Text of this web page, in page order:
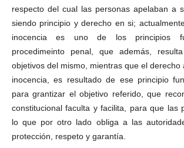
respecto del cual las personas apelaban a
siendo principio y derecho en si;
inocencia es uno de los principios
procedimeinto penal, que además,
objetivos del mismo, mientras que el derecho
inocencia, es resultado de ese principio
para grantizar el objetivo referido, que
constitucional faculta y facilita, para que las
lo que por otro lado obliga a las
protección, respeto y garantía.